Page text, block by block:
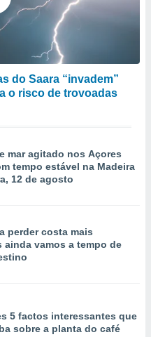
do Saara “invadem”
o risco de trovoadas
mar agitado nos Açores
tempo estável na Madeira
12 de agosto
perder costa mais
ainda vamos a tempo de
5 factos interessantes que
sobre a planta do café